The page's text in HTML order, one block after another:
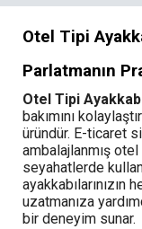
Otel Tipi
Parlatmanın
Otel Tipi
bakımını
üründür. E-ticaret
ambalajlanmış
seyahatlerde
ayakkabılarınızın
uzatmanıza
bir deneyim sunar.